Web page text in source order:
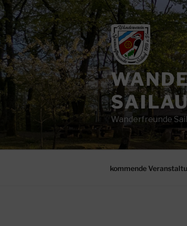
Zum
Inhalt
springen
Wanderfreunde
kommende